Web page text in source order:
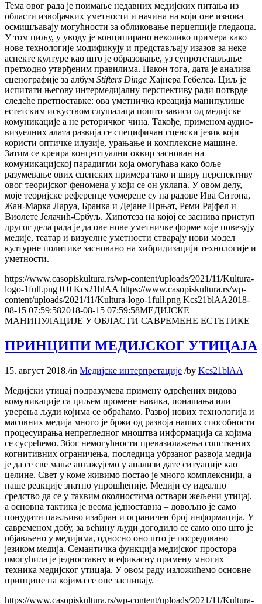
Тема овог рада је поимање недавних медијских питања из
области извођачких уметности и начина на који оне изнова
осмишљавају могућности за обликовање перцепције гледаоца.
У том циљу, у уводу је конципирано неколико примера како
нове технологије модификују и представљају изазов за неке
аспекте културе као што је образовање, уз супротстављање
претходно утврђеним правилима. Након тога, дата је анализа
сценографије за албум Stifters Dinge Хајнера Гебелса. Циљ је
испитати његову интермедијалну перспективу ради потврде
следеће претпоставке: ова уметничка креација манипулише
естетским искуством слушалаца пошто зависи од медијске
комуникације а не реторичког чина. Такође, применом аудио-
визуелних алата развија се специфичан сценски језик који
користи оптичке илузије, урањање и комплексне машине.
Затим се креира концептуални оквир заснован на
комуникацијској парадигми која омогућава како боље
разумевање ових сценских примера тако и ширу перспективу
овог теоријског феномена у који се он уклапа. У овом делу,
моје теоријске референце усмерене су на радове Ива Ситона,
Жан-Марка Ларуа, Бранка и Дејане Прњат, Реми Рајфел и
Виолете Јелачић-Србуљ. Хипотеза на којој се заснива приступ
другог дела рада је да ове нове уметничке форме које повезују
медије, театар и визуелне уметности стварају нови модел
културне политике засновано на хибридизацији технологије и
уметности.
https://www.casopiskultura.rs/wp-content/uploads/2021/11/Kultura-
logo-1full.png 0 0 Kcs21blAA https://www.casopiskultura.rs/wp-
content/uploads/2021/11/Kultura-logo-1full.png Kcs21blAA2018-
08-15 07:59:582018-08-15 07:59:58МЕДИЈСКЕ
МАНИПУЛАЦИЈЕ У ОБЛАСТИ САВРЕМЕНЕ ЕСТЕТИКЕ
ПРИНЦИПИ МЕДИЈСКОГ УТИЦАЈА
15. август 2018./in Медијске интерпретације /by Kcs21blAA
Медијски утицај подразумева примену одређених видова
комуникације са циљем промене навика, понашања или
уверења људи којима се обраћамо. Развој нових технологија и
масовних медија много је бржи од развоја наших способности
процесуирања непрегледног мноштва информација са којима
се сусрећемо. Због немогућности превазилажења сопствених
когнитивних ограничења, последица убрзаног развоја медија
је да се све мање ангажујемо у анализи дате ситуације као
целине. Свет у коме живимо постао је много комплекснији, а
наше реакције знатно упрошћеније. Медији су идеално
средство да се у таквим околностима оствари жељени утицај,
а основна тактика је веома једноставна – довољно је само
понудити пажљиво изабран и ограничен број информација. У
савременом добу, за већину људи догодило се само оно што је
објављено у медијима, односно оно што је посредовано
језиком медија. Семантичка функција медијског простора
омогућила је једноставну и ефикасну примену многих
техника медијског утицаја. У овом раду изложићемо основне
принципе на којима се оне заснивају.
https://www.casopiskultura.rs/wp-content/uploads/2021/11/Kultura-